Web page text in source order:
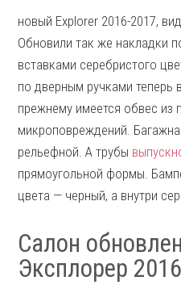
новый Explorer 2016-2017,
Обновили так же накладки
вставками серебристого
по дверным ручками теперь
прежнему имеется обвес
микроповреждений.
рельефной. А трубы
прямоугольной формы.
цвета — черный, а внутри
Салон
Эксплорер